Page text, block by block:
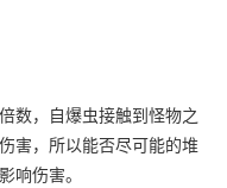
数，自爆虫接触到怪物之
害，所以能否尽可能的堆
响伤害。